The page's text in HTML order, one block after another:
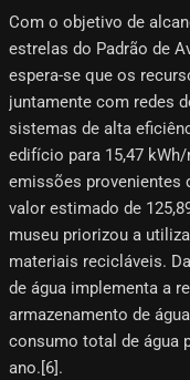
Com o objetivo de
estrelas do Padrão de
espera-se que os
juntamente com redes
sistemas de alta
edifício para 15,47
emissões provenientes
valor estimado de
museu priorizou a
materiais recicláveis.
de água implementa a
armazenamento de
consumo total de água
ano.[6]​.